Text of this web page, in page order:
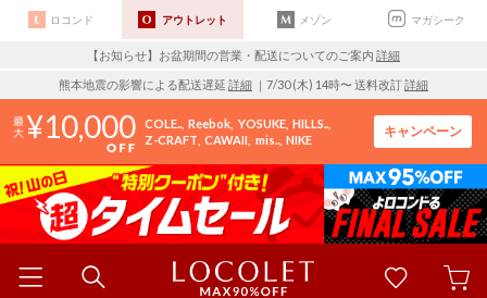
ロコンド アウトレット メゾン マガシーク
【お知らせ】お盆期間の営業・配送についてのご案内 詳細
熊本地震の影響による配送遅延 詳細 ｜7/30 (木) 14時〜 送料改訂詳細
10,000 COLE.. Reebok YOSUKE HILLS..
Z-CRAFT CAWAII mis.. NIKE
キャンペーン